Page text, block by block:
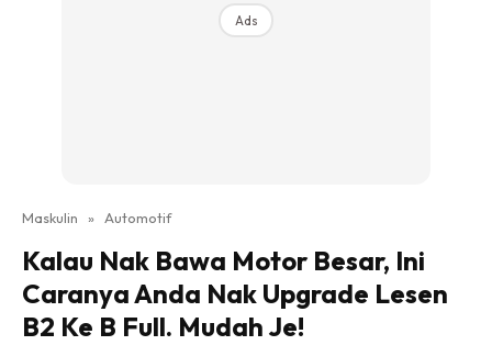
Ads
Maskulin » Automotif
Kalau Nak Bawa Motor Besar, Ini
Caranya Anda Nak Upgrade Lesen
B2 Ke B Full. Mudah Je!